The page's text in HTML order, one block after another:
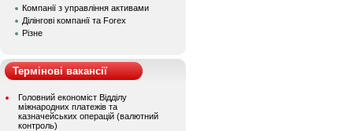
Компанії з управління активами
Ділінгові компанії та Forex
Різне
Термінові вакансії
Головний економіст Відділу
міжнародних платежів та
казначейських операцій (валютний
контроль)